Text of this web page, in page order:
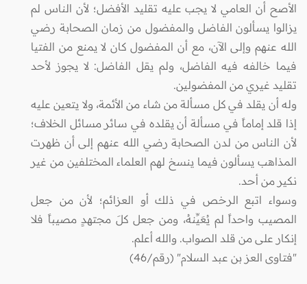
الأصح أن العامي لا يجب عليه تقليد الأفضل؛ لأن الناس لم
يزالوا يسألون الفاضل والمفضول من زمان الصحابة رضي
الله عنهم وإلى الآن، مع أن المفضول كان لا يمنع من الفتيا
فيما خالفه فيه الفاضل، ولم يقل الفاضل: لا يجوز لأحد
تقليد غيري من المفضولين.
وله أن يقلد في كل مسألة من شاء من الأئمة، ولا يتعين عليه
إذا قلد إماماً في مسألة أن يقلده في سائر مسائل الخلاف؛
لأن الناس من لدن الصحابة رضي الله عنهم إلى أن ظهرت
المذاهب يسألون فيما ينسخ لهم العلماء المختلفين من غير
نكير من أحد.
وسواء اتبع الرخص في ذلك أو العزائم؛ لأن من جعل
المصيب واحداً لم يُعَيِّنهُ، ومن جعل كلَ مجتهدٍ مصيباً فلا
إنكار على من قلد الصواب. والله أعلم.
"فتاوى العز بن عبد السلام" (رقم/46)